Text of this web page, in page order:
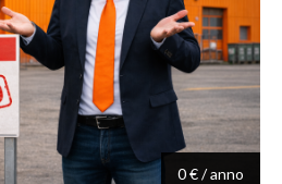
0 € / anno